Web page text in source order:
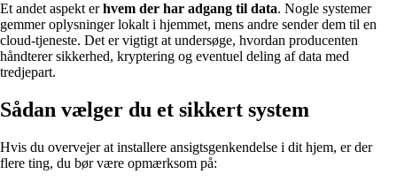
Et andet aspekt erhvem der har adgang til data. Nogle systemer
gemmer oplysninger lokalt i hjemmet, mens andre sender dem til en
cloud-tjeneste. Det er vigtigt at undersøge, hvordan producenten
håndterer sikkerhed, kryptering og eventuel deling af data med
tredjepart.
Sådan vælger du et sikkert system
Hvis du overvejer at installere ansigtsgenkendelse i dit hjem, er der
flere ting, du bør være opmærksom på: